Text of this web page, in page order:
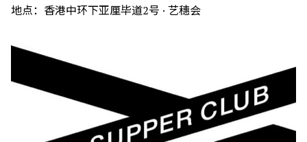
地点：香港中环下亚厘毕道2号 · 艺穗会